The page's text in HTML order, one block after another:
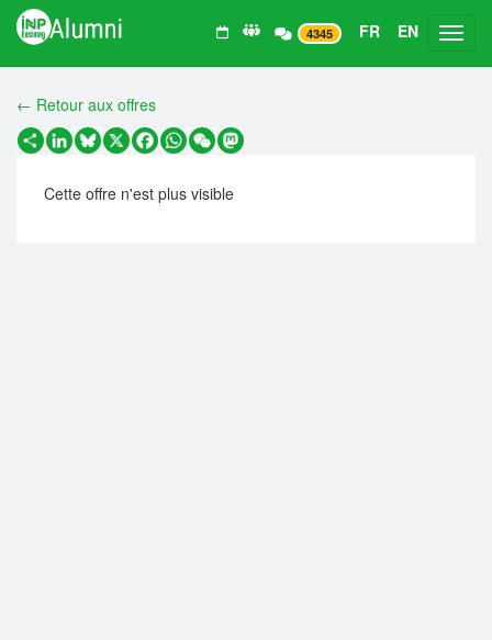
4345 FR EN
← Retour aux offres
PartagerLinkedIn
Bluesky
X Facebook
WhatsApp
WeChatMastodon
Cette offre n'est plus visible